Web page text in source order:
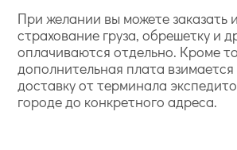
При желании вы можете заказать
страхование груза, обрешетку и
оплачиваются отдельно. Кроме
дополнительная плата взимается
доставку от терминала
городе до конкретного адреса.